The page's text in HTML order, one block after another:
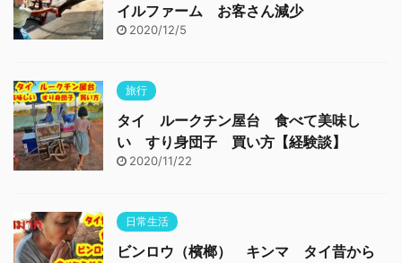
イルファーム お客さん減少
2020/12/5
旅行
タイ ルークチン屋台 食べて美味し
い すり身団子 買い方【経験談】
2020/11/22
日常生活
ビンロウ（檳榔） キンマ タイ昔から